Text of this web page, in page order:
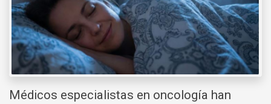
Médicos especialistas en oncología han